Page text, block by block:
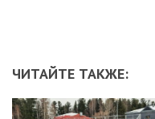
ЧИТАЙТЕ ТАКЖЕ: